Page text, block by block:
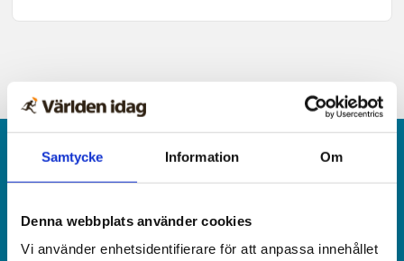
Samtycke Information Om
Denna webbplats använder cookies
Vi använder enhetsidentifierare för att anpassa innehållet
Världen idag är en rikstäckande